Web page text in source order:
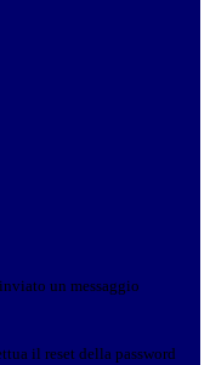
un messaggio
il reset della password